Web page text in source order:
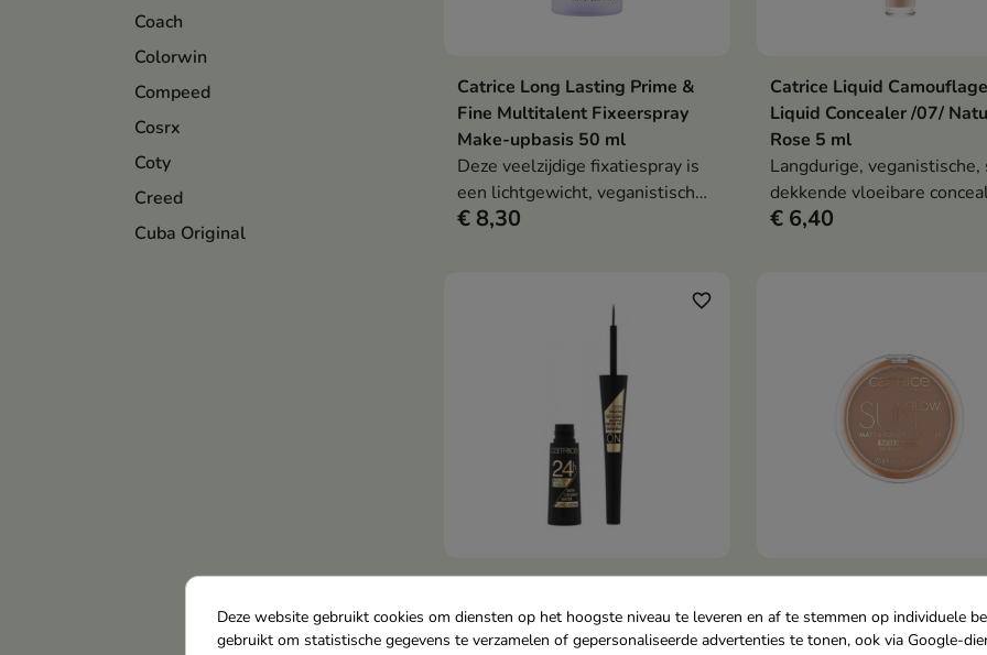
Coach
Colorwin
Compeed
Cosrx
Coty
Creed
Cuba Original
 In winkelwagen
Catrice Long Lasting Prime &
Fine Multitalent Fixeerspray
Make-upbasis 50 ml
Deze veelzijdige fixatiespray is
een lichtgewicht, veganistisch
gezichtsproduct dat de huid
€ 8,30
In winkelwagen
Catrice Liquid Camouflage
Liquid Concealer /07/
Rose 5 ml
Langdurige, veganistische,
dekkende vloeibare
die donkere kringen,
€ 6,40
favorite_border
Eyeliner /010/ Ultra Black 3 ml
24h Brush Liner is een precieze,
brązujący Puder do twarzy
/030/ Medium Bronze 9,5
Deze website gebruikt cookies om diensten op het hoogste niveau te leveren en af te stemmen op individuele
gebruikt om statistische gegevens te verzamelen of gepersonaliseerde advertenties te tonen, ook via Google-